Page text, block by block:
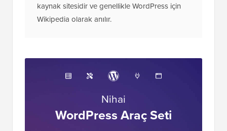
kaynak sitesidir ve genellikle WordPress için
Wikipedia olarak anılır.
Nihai
WordPress Araç Seti